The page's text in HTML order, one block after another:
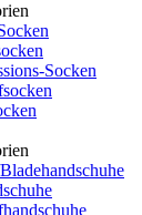
Socken